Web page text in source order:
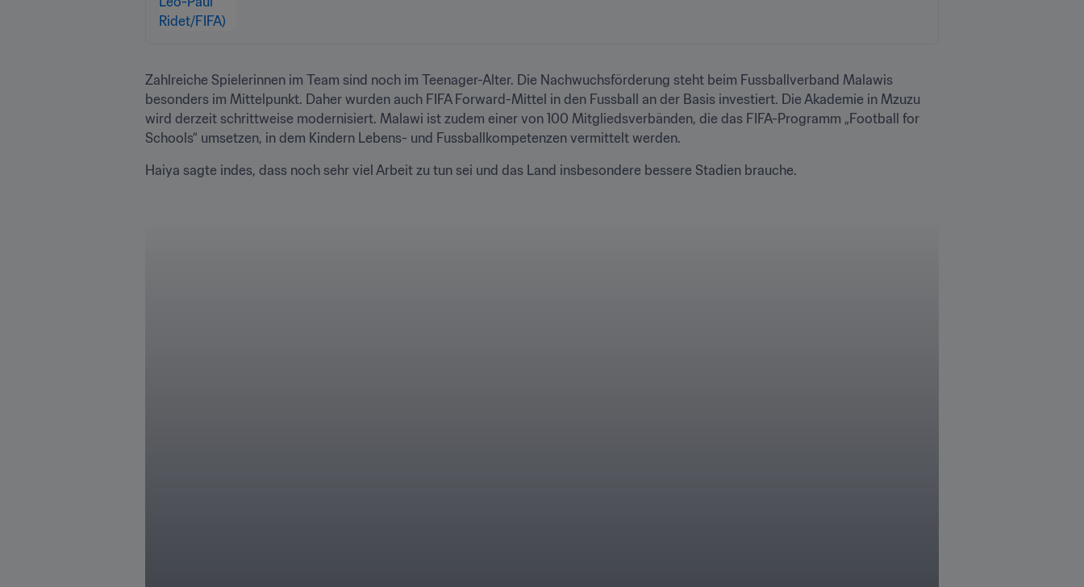
Zahlreiche Spielerinnen im Team sind noch im Teenager-Alter. Die Nachwuchsförderung steht beim Fussballverband Malawis
besonders im Mittelpunkt. Daher wurden auch FIFA Forward-Mittel in den Fussball an der Basis investiert. Die Akademie in Mzuzu
wird derzeit schrittweise modernisiert. Malawi ist zudem einer von 100 Mitgliedsverbänden, die das FIFA-Programm „Football for
Schools“ umsetzen, in dem Kindern Lebens- und Fussballkompetenzen vermittelt werden.
Haiya sagte indes, dass noch sehr viel Arbeit zu tun sei und das Land insbesondere bessere Stadien brauche.